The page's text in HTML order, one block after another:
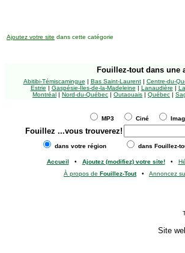
Ajoutez votre site dans cette catégorie
Fouillez-tout dans une
Abitibi-Témiscamingue | Bas Saint-Laurent| Centre-du-
Estrie | Gaspésie-Îles-de-la-Madeleine | Lanaudière |
Montréal | Nord-du-Québec | Outaouais | Québec |
MP3 Ciné
Fouillez ...vous trouverez!
dans votre région dans Fouillez-
Accueil • Ajoutez (modifiez) votre site!•
À propos de Fouillez-Tout• Annoncez
Site